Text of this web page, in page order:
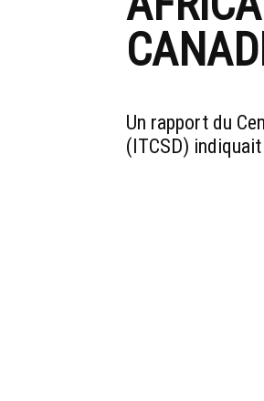
Un rapport du
(ITCSD)